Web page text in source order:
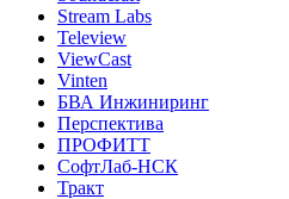
Stream Labs
Teleview
ViewCast
Vinten
БВА Инжиниринг
Перспектива
ПРОФИТТ
СофтЛаб-НСК
Тракт